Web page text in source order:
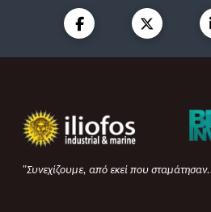
"Συνεχίζουμε, από εκεί που